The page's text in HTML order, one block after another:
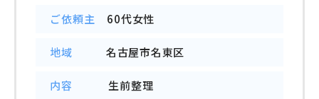
ご依頼主 60代女性
地域 名古屋市名東区
内容 生前整理